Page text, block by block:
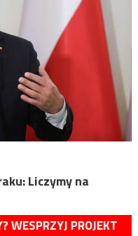
Liczymy na
WESPRZYJ PROJEKT